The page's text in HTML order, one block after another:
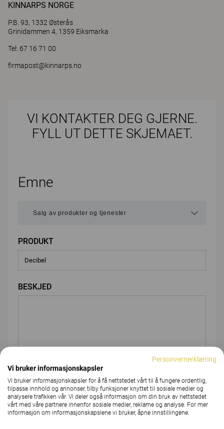
KINNARPS NORGE
P.B. 93, 1332 Østerås
Grinidammen 4, 1359 Eiksmarka
Tel: 67 16 71 00
firmapost@kinnarps.no
VI KONTAKTER DEG GJERNE.
FYLL UT DETTE SKJEMAET.
Emne
PRODUKT
BESKJED
LAST OPP VEDLEGG
Personvernerklæring
Vi bruker informasjonskapsler
Vi bruker informasjonskapsler for å få nettstedet vårt til å fungere ordentlig,
tilpasse innhold og annonser, tilby funksjoner knyttet til sosiale medier og
analysere trafikken vår. Vi deler også informasjon om din bruk av nettstedet
vårt med våre partnere innenfor sosiale medier, reklame og analyse. For mer
informasjon om informasjonskapslene vi bruker, åpne innstillingene.